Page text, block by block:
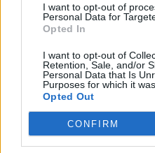
I want to opt-out of
Personal Data for
Opted In
I want to opt-out of
Retention, Sale, and/or
Personal Data that Is
Purposes for which it
Opted Out
CONFIRM
Actus Info
Pourquoi le
des voitures
Auto Pour Vous 5